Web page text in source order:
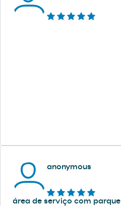
anonymous
área de serviço com parque